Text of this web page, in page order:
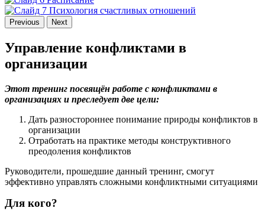
Previous Next
Управление конфликтами в
организации
Этот тренинг посвящён работе с конфликтами в
организациях и преследует две цели:
Дать разностороннее понимание природы конфликтов в
организации
Отработать на практике методы конструктивного
преодоления конфликтов
Руководители, прошедшие данный тренинг, смогут
эффективно управлять сложными конфликтными ситуациями
Для кого?